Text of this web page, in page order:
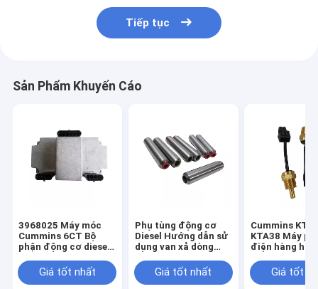
Tiếp tục
Sản Phẩm Khuyến Cáo
3968025 Máy móc
Cummins 6CT Bộ
phận động cơ diesel
khiển điện tử
Giá tốt nhất
Phụ tùng động cơ
Diesel Hướng dẫn sử
dụng van xả dòng
3006456Giá tốt nhất
Cummins
KTA38 Máy
điện hàng hải
Cảm biến
nước 4061391
Giá tốt